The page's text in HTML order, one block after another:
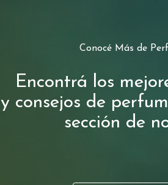
Conocé Más de
Encontrá los
y consejos de
sección de